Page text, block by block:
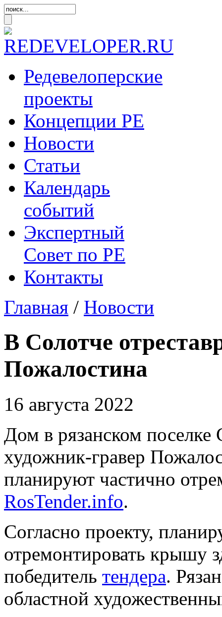
Редевелоперские
проекты
Концепции РЕ
Новости
Статьи
Календарь
событий
Экспертный
Совет по РЕ
Контакты
Главная / Новости
В Солотче
Пожалостина
16 августа 2022
Дом в рязанском
художник-гравер
планируют частично
RosTender.info.
Согласно проекту,
отремонтировать крышу
победитель тендера.
областной